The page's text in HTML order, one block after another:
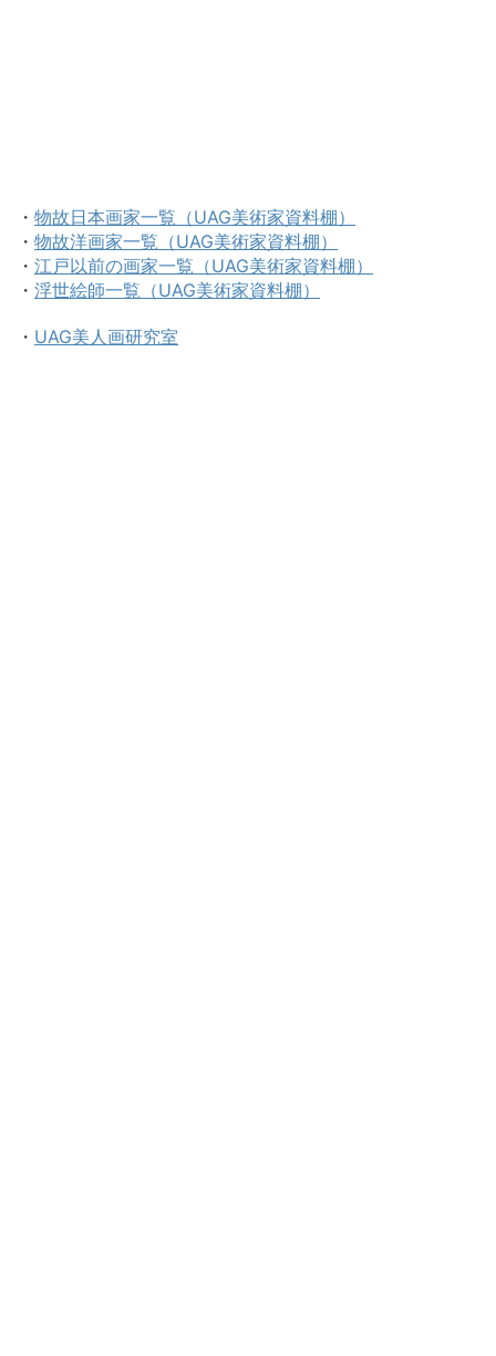
・ 物故日本画家一覧（UAG美術家資料棚）
・ 物故洋画家一覧（UAG美術家資料棚）
・ 江戸以前の画家一覧（UAG美術家資料棚）
・ 浮世絵師一覧（UAG美術家資料棚）
・ UAG美人画研究室